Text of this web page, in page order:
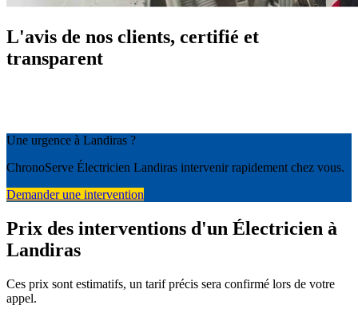
L'avis de nos clients, certifié et
transparent
Une urgence à Landiras ?
ChronoServe Électricien Landiras intervenir rapidement chez vous.
Demander une intervention
Prix des interventions d'un Électricien à
Landiras
Ces prix sont estimatifs, un tarif précis sera confirmé lors de votre
appel.